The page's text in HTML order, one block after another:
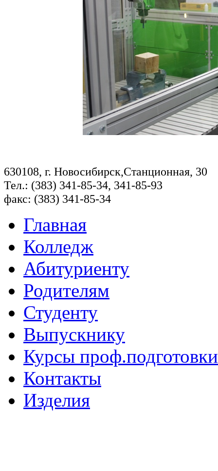
630108, г. Новосибирск,Станционная, 30
Тел.: (383) 341-85-34, 341-85-93
факс: (383) 341-85-34
Главная
Колледж
Абитуриенту
Родителям
Студенту
Выпускнику
Курсы проф.подготовки
Контакты
Изделия